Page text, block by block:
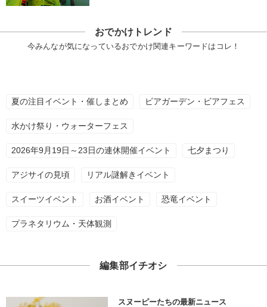
おでかけトレンド
今みんなが気になっているおでかけ関連キーワードはコレ！
夏の注目イベント・催しまとめ ビアガーデン・ビアフェス
水かけ祭り・ウォーターフェス
2026年9月19日～23日の連休開催イベント 七夕まつり
アジサイの見頃 リアル謎解きイベント
スイーツイベント お酒イベント 恐竜イベント
プラネタリウム・天体観測
編集部イチオシ
スヌーピーたちの最新ニュース